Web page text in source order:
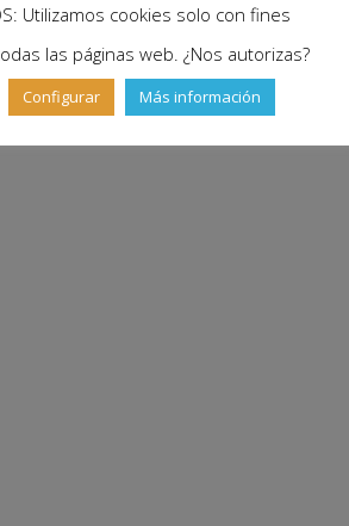
Utilizamos cookies solo con fines
las páginas web. ¿Nos autorizas?
Configurar Más información